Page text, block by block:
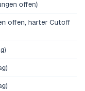
offen)
offen, harter Cutoff